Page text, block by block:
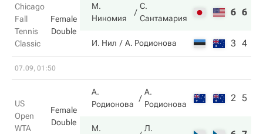
Chicago
Fall
Tennis
Classic
Female
Double
М.
Ниномия
С.
Сантамария
6 6
И. Нил А. Родионова 3 4
07.09, 01:50
US
Open
WTA
Female
Double
А.
Родионова
А.
Родионова
2 5
М.
Л.